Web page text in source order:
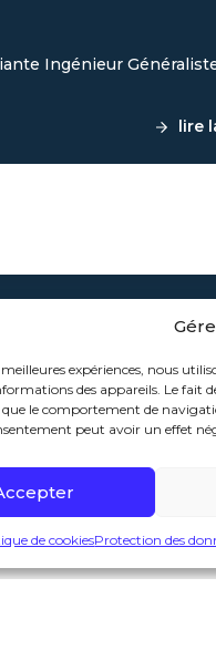
expériences, nous
des appareils. Le fait
que le comportement de
peut avoir un effet
de cookiesProtection des
Ingénieur
lire
à